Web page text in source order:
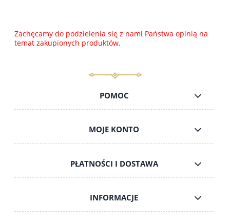
Zachęcamy do podzielenia się z nami Państwa opinią na
temat zakupionych produktów.
POMOC
MOJE KONTO
PŁATNOŚCI I DOSTAWA
INFORMACJE